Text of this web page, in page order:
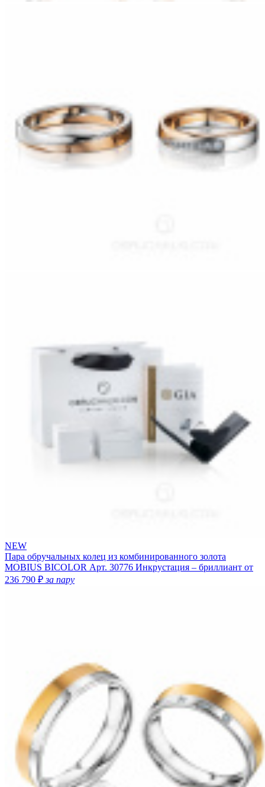
NEW
Пара обручальных колец из комбинированного золота
MOBIUS BICOLOR Арт. 30776 Инкрустация – бриллиант от
236 790 ₽за пару